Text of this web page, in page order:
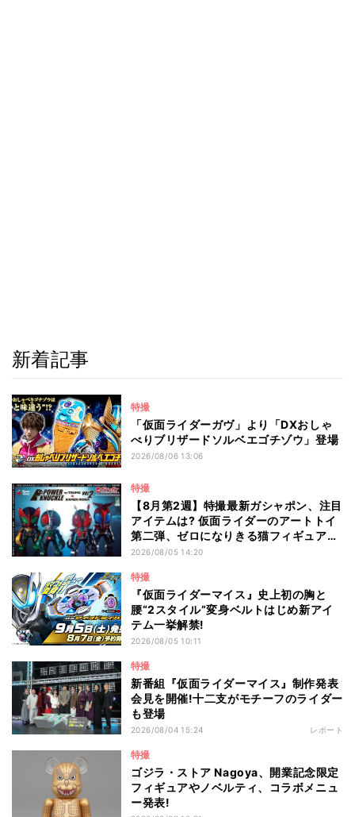
新着記事
特撮
「仮面ライダーガヴ」より「DXおしゃ
べりブリザードソルベエゴチゾウ」登場
2026/08/06 13:06
特撮
【8月第2週】特撮最新ガシャポン、注目
アイテムは? 仮面ライダーのアートトイ
第二弾、ゼロになりきる猫フィギュアも
登場
2026/08/05 14:20
特撮
『仮面ライダーマイス』史上初の胸と
腰“2スタイル”変身ベルトはじめ新アイ
テム一挙解禁!
2026/08/05 10:11
特撮
新番組『仮面ライダーマイス』制作発表
会見を開催!十二支がモチーフのライダー
も登場
2026/08/04 15:24 レポート
特撮
ゴジラ・ストア Nagoya、開業記念限定
フィギュアやノベルティ、コラボメニュ
ー発表!